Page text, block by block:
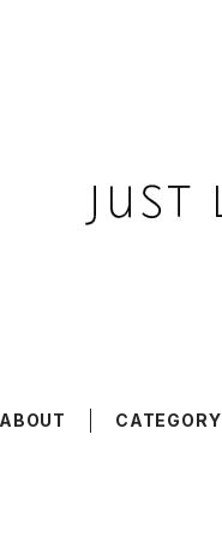
CATEGORY